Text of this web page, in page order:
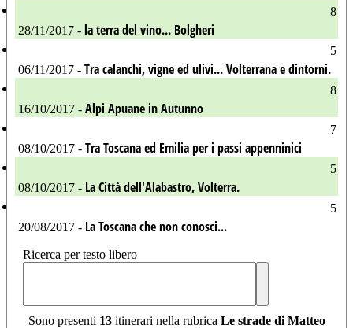
8
28/11/2017 - la terra del vino... Bolgheri
5
06/11/2017 - Tra calanchi, vigne ed ulivi... Volterrana e dintorni.
8
16/10/2017 - Alpi Apuane in Autunno
7
08/10/2017 - Tra Toscana ed Emilia per i passi appenninici
5
08/10/2017 - La Città dell'Alabastro, Volterra.
5
20/08/2017 - La Toscana che non conosci...
Ricerca per testo libero
Sono presenti 13itinerari nella rubrica Le strade di Matteo